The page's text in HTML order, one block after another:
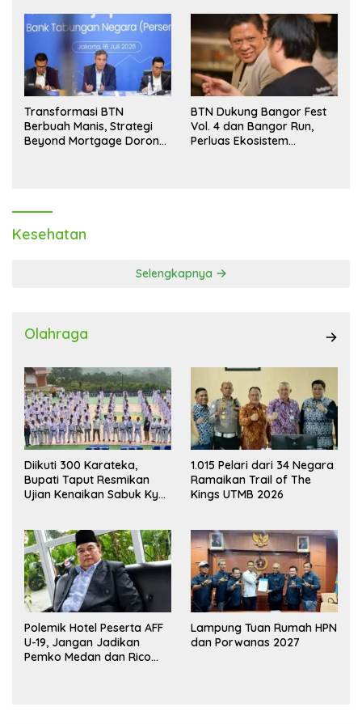
Transformasi BTN
Berbuah Manis, Strategi
Beyond Mortgage Dorong
BTN Dukung Bangor Fest
Vol. 4 dan Bangor Run,
Perluas Ekosistem
Kesehatan
Selengkapnya
Olahraga
Diikuti 300 Karateka,
Bupati Taput Resmikan
Ujian Kenaikan Sabuk Kyu
1.015 Pelari dari 34 Negara
Ramaikan Trail of The
Kings UTMB 2026
Polemik Hotel Peserta AFF
U-19, Jangan Jadikan
Pemko Medan dan Rico
Lampung Tuan Rumah HPN
dan Porwanas 2027